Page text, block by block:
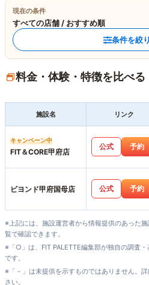
現在の条件
すべての店舗 / おすすめ順
条件を絞
料金・体験・特徴を比べる
施設名 リンク
キャンペーン中
FIT＆CORE甲府店
公式 予約
ビヨンド甲府国母店 公式 予約
※上記には、施設運営者から情報提供のあった
覧で確認できます。
※「○」は、FIT PALETTE編集部が独自の調査
です。
※「－」は未提供を示すものではありません。
さい。